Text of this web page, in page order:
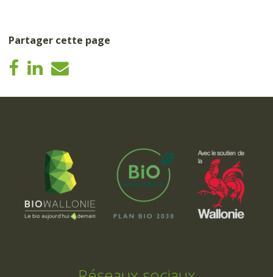
Partager cette page